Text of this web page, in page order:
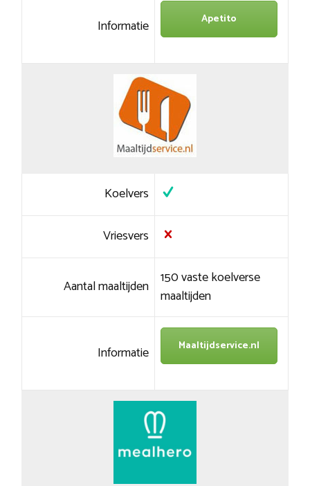
Informatie Apetito
Koelvers
Vriesvers
Aantal maaltijden 150 vaste koelverse
maaltijden
Informatie Maaltijdservice.nl